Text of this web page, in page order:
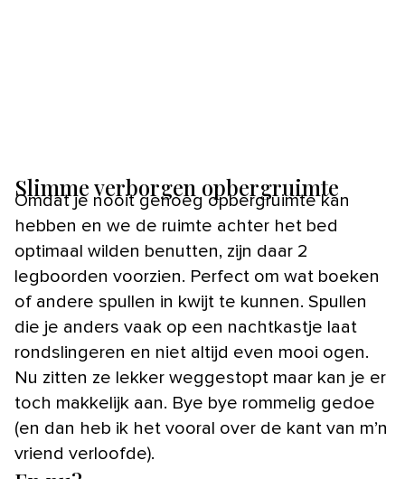
Slimme verborgen opbergruimte
Omdat je nooit genoeg opbergruimte kan
hebben en we de ruimte achter het bed
optimaal wilden benutten, zijn daar 2
legboorden voorzien. Perfect om wat boeken
of andere spullen in kwijt te kunnen. Spullen
die je anders vaak op een nachtkastje laat
rondslingeren en niet altijd even mooi ogen.
Nu zitten ze lekker weggestopt maar kan je er
toch makkelijk aan. Bye bye rommelig gedoe
(en dan heb ik het vooral over de kant van m’n
vriend verloofde).